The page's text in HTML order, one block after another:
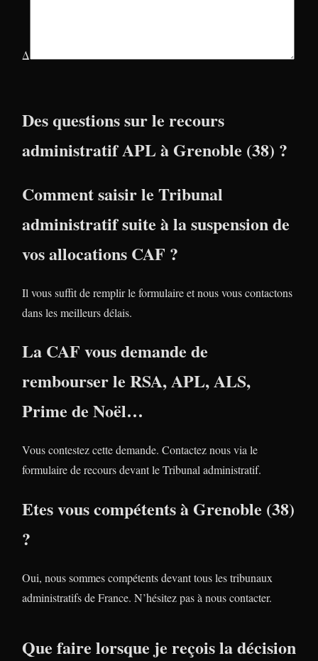
Δ
Des questions sur le recours
administratif APL à Grenoble (38) ?
Comment saisir le Tribunal
administratif suite à la suspension de
vos allocations CAF ?
Il vous suffit de remplir le formulaire et nous vous contactons
dans les meilleurs délais.
La CAF vous demande de
rembourser le RSA, APL, ALS,
Prime de Noël…
Vous contestez cette demande. Contactez nous via le
formulaire de recours devant le Tribunal administratif.
Etes vous compétents à Grenoble (38)
?
Oui, nous sommes compétents devant tous les tribunaux
administratifs de France. N’hésitez pas à nous contacter.
Que faire lorsque je reçois la décision